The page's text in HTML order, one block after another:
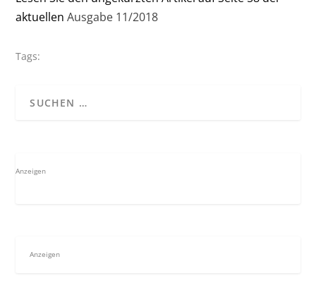
aktuellenAusgabe 11/2018
Tags:
Anzeigen
Anzeigen